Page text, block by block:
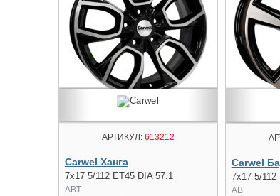
АРТИКУЛ:613212
Carwel Ханга
7x17 5/112 ET45 DIA 57.1
ABT
Carwel
7x17 5/112
AB